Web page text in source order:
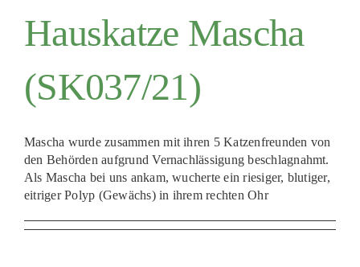
Hauskatze Mascha
(SK037/21)
Mascha wurde zusammen mit ihren 5 Katzenfreunden von
den Behörden aufgrund Vernachlässigung beschlagnahmt.
Als Mascha bei uns ankam, wucherte ein riesiger, blutiger,
eitriger Polyp (Gewächs) in ihrem rechten Ohr